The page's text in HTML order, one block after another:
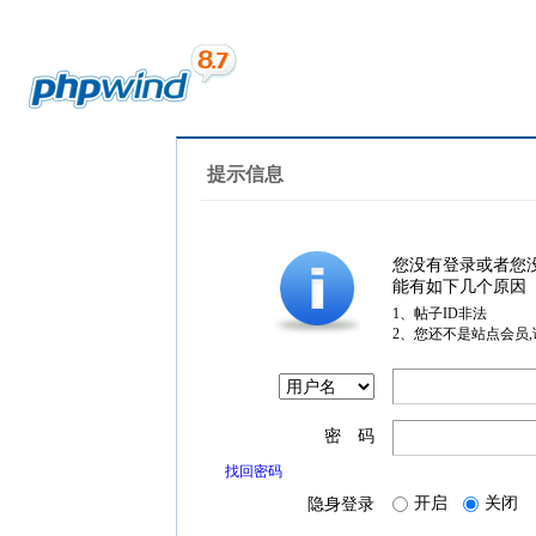
提示信息
您没有登录或者您
能有如下几个原因
1、帖子ID非法
2、您还不是站点会员
密 码
找回密码
隐身登录 开启 关闭